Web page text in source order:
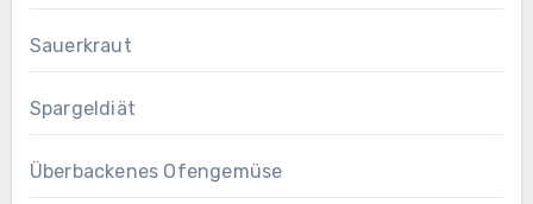
Sauerkraut
Spargeldiät
Überbackenes Ofengemüse